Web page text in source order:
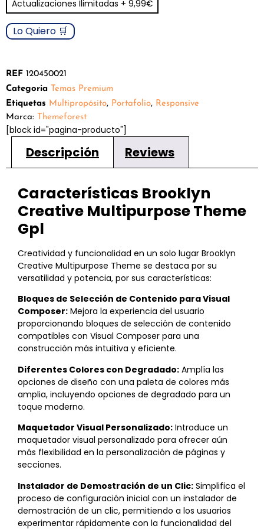
puntuaciones
de clientes
Actualizaciones Ilimitadas + 9,99€
Lo Quiero 🛒
REF 120450021
Categoria Temas Premium
Etiquetas Multipropósito, Portafolio, Responsive
Marca: Themeforest
[block id="pagina-producto"]
Descripción Reviews
Características Brooklyn
Creative Multipurpose Theme
Gpl
Creatividad y funcionalidad en un solo lugar Brooklyn
Creative Multipurpose Theme se destaca por su
versatilidad y potencia, por sus características:
Bloques de Selección de Contenido para Visual
Composer: Mejora la experiencia del usuario
proporcionando bloques de selección de contenido
compatibles con Visual Composer para una
construcción más intuitiva y eficiente.
Diferentes Colores con Degradado: Amplía las
opciones de diseño con una paleta de colores más
amplia, incluyendo opciones de degradado para un
toque moderno.
Maquetador Visual Personalizado: Introduce un
maquetador visual personalizado para ofrecer aún
más flexibilidad en la personalización de páginas y
secciones.
Instalador de Demostración de un Clic: Simplifica el
proceso de configuración inicial con un instalador de
demostración de un clic, permitiendo a los usuarios
experimentar rápidamente con la funcionalidad del